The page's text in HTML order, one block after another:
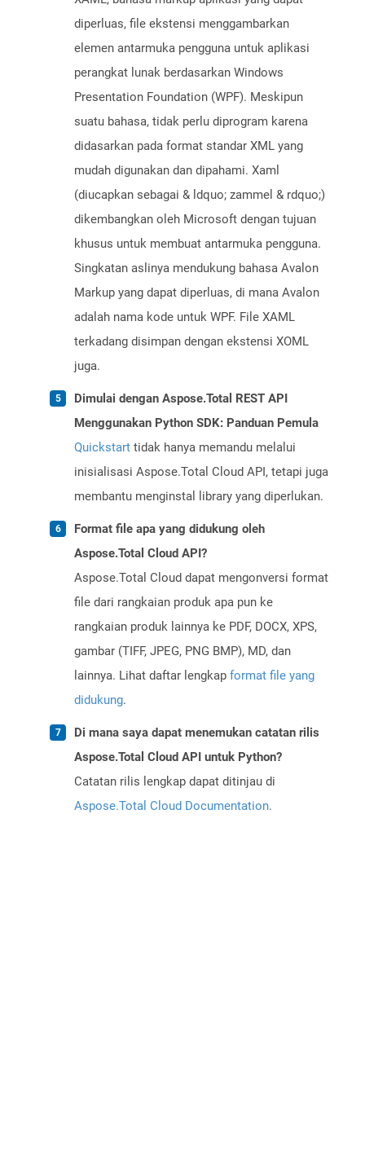
diperluas, file ekstensi menggambarkan
elemen antarmuka pengguna untuk aplikasi
perangkat lunak berdasarkan Windows
Presentation Foundation (WPF). Meskipun
suatu bahasa, tidak perlu diprogram karena
didasarkan pada format standar XML yang
mudah digunakan dan dipahami. Xaml
(diucapkan sebagai & ldquo; zammel & rdquo;)
dikembangkan oleh Microsoft dengan tujuan
khusus untuk membuat antarmuka pengguna.
Singkatan aslinya mendukung bahasa Avalon
Markup yang dapat diperluas, di mana Avalon
adalah nama kode untuk WPF. File XAML
terkadang disimpan dengan ekstensi XOML
juga.
Dimulai dengan Aspose.Total REST API
Menggunakan Python SDK: Panduan Pemula
Quickstart tidak hanya memandu melalui
inisialisasi Aspose.Total Cloud API, tetapi juga
membantu menginstal library yang diperlukan.
Format file apa yang didukung oleh
Aspose.Total Cloud API?
Aspose.Total Cloud dapat mengonversi format
file dari rangkaian produk apa pun ke
rangkaian produk lainnya ke PDF, DOCX, XPS,
gambar (TIFF, JPEG, PNG BMP), MD, dan
lainnya. Lihat daftar lengkap format file yang
didukung.
Di mana saya dapat menemukan catatan rilis
Aspose.Total Cloud API untuk Python?
Catatan rilis lengkap dapat ditinjau di
Aspose.Total Cloud Documentation.